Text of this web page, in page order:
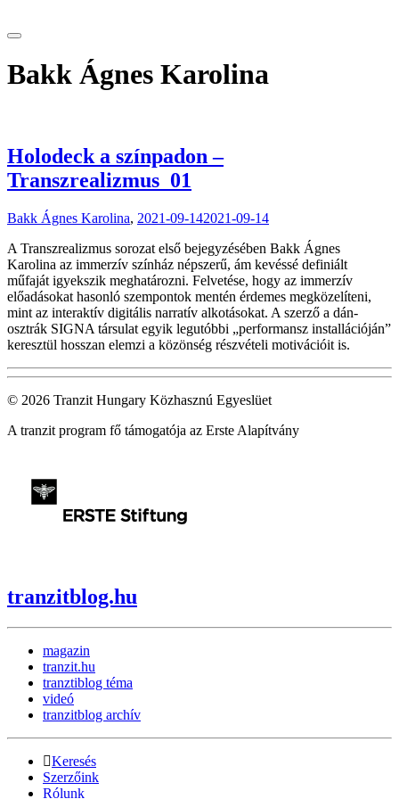
Bakk Ágnes Karolina
Holodeck a színpadon –
Transzrealizmus_01
Bakk Ágnes Karolina, 2021-09-142021-09-14
A Transzrealizmus sorozat első bejegyzésében Bakk Ágnes
Karolina az immerzív színház népszerű, ám kevéssé definiált
műfaját igyekszik meghatározni. Felvetése, hogy az immerzív
előadásokat hasonló szempontok mentén érdemes megközelíteni,
mint az interaktív digitális narratív alkotásokat. A szerző a dán-
osztrák SIGNA társulat egyik legutóbbi „performansz installációján”
keresztül hosszan elemzi a közönség részvételi motivációit is.
© 2026 Tranzit Hungary Közhasznú Egyeslüet
A tranzit program fő támogatója az Erste Alapítvány
tranzitblog.hu
magazin
tranzit.hu
tranztiblog téma
videó
tranzitblog archív
Keresés
Szerzőink
Rólunk